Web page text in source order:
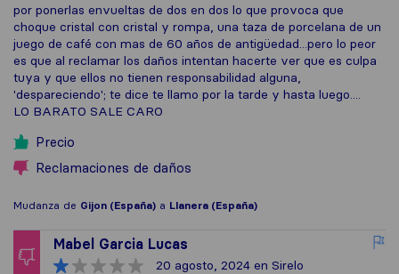
por ponerlas envueltas de dos en dos lo que provoca que
choque cristal con cristal y rompa, una taza de porcelana de un
juego de café con mas de 60 años de antigüedad...pero lo peor
es que al reclamar los daños intentan hacerte ver que es culpa
tuya y que ellos no tienen responsabilidad alguna,
'despareciendo'; te dice te llamo por la tarde y hasta luego....
LO BARATO SALE CARO
Precio
Reclamaciones de daños
Mudanza de Gijon (España) a Llanera (España)
Mabel Garcia Lucas
20 agosto, 2024 en Sirelo